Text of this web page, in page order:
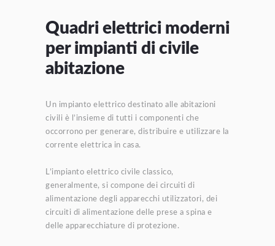
Quadri elettrici moderni
per impianti di civile
abitazione
Un impianto elettrico destinato alle abitazioni
civili è l’insieme di tutti i componenti che
occorrono per generare, distribuire e utilizzare la
corrente elettrica in casa.
L’impianto elettrico civile classico,
generalmente, si compone dei circuiti di
alimentazione degli apparecchi utilizzatori, dei
circuiti di alimentazione delle prese a spina e
delle apparecchiature di protezione.